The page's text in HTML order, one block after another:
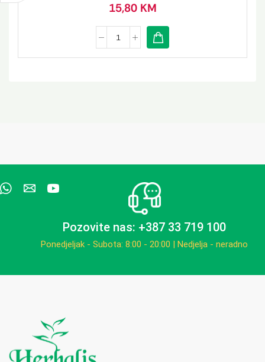
15,80 KM
Pozovite nas: +387 33 719 100
Ponedjeljak - Subota: 8:00 - 20:00 | Nedjelja - neradno